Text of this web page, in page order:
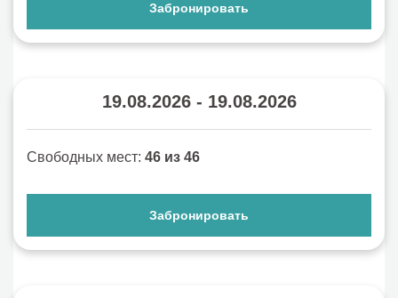
Забронировать
19.08.2026 - 19.08.2026
Свободных мест: 46 из 46
Забронировать